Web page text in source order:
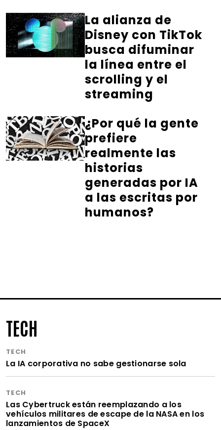
La alianza de
Disney con TikTok
busca difuminar
la línea entre el
scrolling y el
streaming
¿Por qué la gente
prefiere
realmente las
historias
generadas por IA
a las escritas por
humanos?
TECH
TECH
La IA corporativa no sabe gestionarse sola
TECH
Las Cybertruck están reemplazando a los
vehículos militares de escape de la NASA en los
lanzamientos de SpaceX